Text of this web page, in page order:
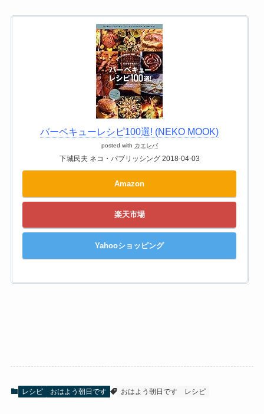
バーベキューレシピ100選! (NEKO MOOK)
posted with カエレバ
下城民夫 ネコ・パブリッシング 2018-04-03
Amazon
楽天市場
Yahooショッピング
レシピ おはよう朝日です おはよう朝日です レシピ